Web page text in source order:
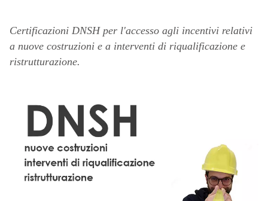
Certificazioni DNSH per l'accesso agli incentivi relativi
a nuove costruzioni e a interventi di riqualificazione e
ristrutturazione.